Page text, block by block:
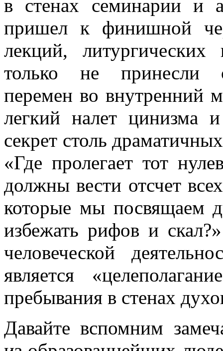
в стенах семинарии и
пришел к финишной
лекций,
только не принесли
перемен во внутренний
легкий налет цинизма
секрет столь
«Где пролегает тот
должны вести отсчет
которые мы посвящаем
избежать рифов и
человеческой
является
пребывания в стенах
Давайте вспомним